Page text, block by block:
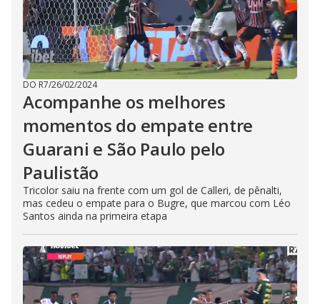
DO R7/26/02/2024
Acompanhe os melhores
momentos do empate entre
Guarani e São Paulo pelo
Paulistão
Tricolor saiu na frente com um gol de Calleri, de pênalti,
mas cedeu o empate para o Bugre, que marcou com Léo
Santos ainda na primeira etapa